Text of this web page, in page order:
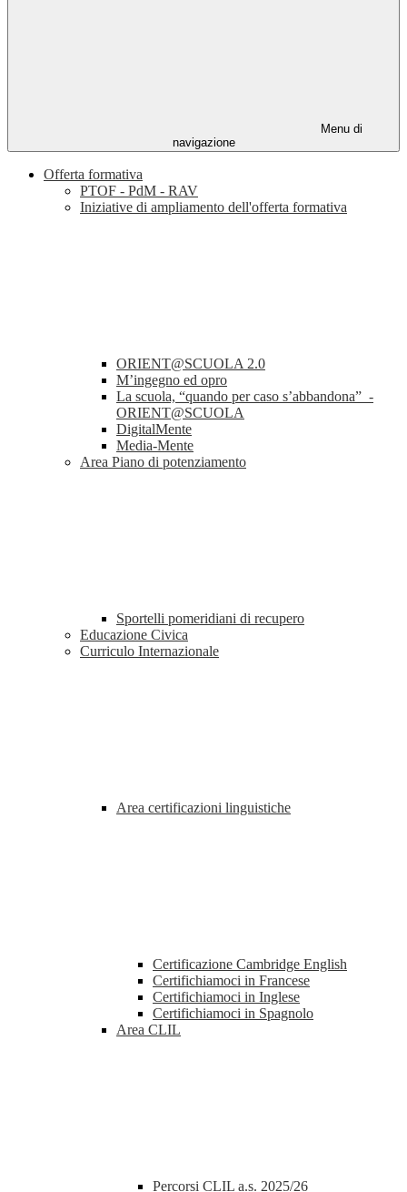
Menu di
navigazione
Offerta formativa
PTOF - PdM - RAV
Iniziative di ampliamento dell'offerta formativa
ORIENT@SCUOLA 2.0
M’ingegno ed opro
La scuola, “quando per caso s’abbandona” -
ORIENT@SCUOLA
DigitalMente
Media-Mente
Area Piano di potenziamento
Sportelli pomeridiani di recupero
Educazione Civica
Curriculo Internazionale
Area certificazioni linguistiche
Certificazione Cambridge English
Certifichiamoci in Francese
Certifichiamoci in Inglese
Certifichiamoci in Spagnolo
Area CLIL
Percorsi CLIL a.s. 2025/26